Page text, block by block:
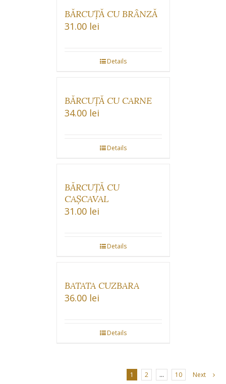
BĂRCUȚĂ CU BRÂNZĂ
31.00 lei
Details
BĂRCUȚĂ CU CARNE
34.00 lei
Details
BĂRCUȚĂ CU
CAȘCAVAL
31.00 lei
Details
BATATA CUZBARA
36.00 lei
Details
1 2 … 10 Next